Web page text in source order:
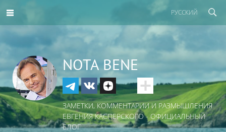
РУССКИЙ
NOTA BENE
ЗАМЕТКИ, КОММЕНТАРИИ И РАЗМЫШЛЕНИЯ
ЕВГЕНИЯ КАСПЕРСКОГО - ОФИЦИАЛЬНЫЙ
БЛОГ